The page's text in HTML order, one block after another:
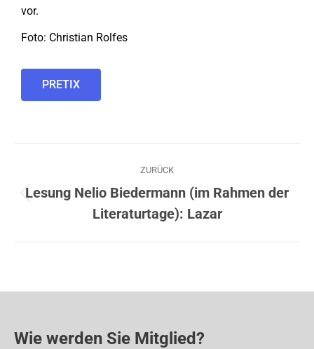
vor.
Foto: Christian Rolfes
PRETIX
ZURÜCK
Lesung Nelio Biedermann (im Rahmen der
Literaturtage): Lazar
Wie werden Sie Mitglied?